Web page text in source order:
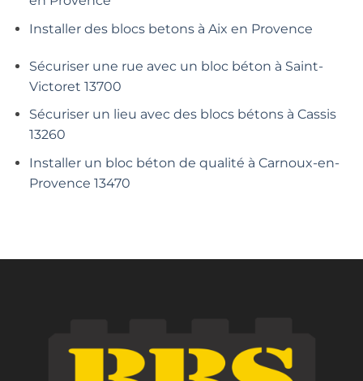
Installer des blocs betons à Aix en Provence
Sécuriser une rue avec un bloc béton à Saint-
Victoret 13700
Sécuriser un lieu avec des blocs bétons à Cassis
13260
Installer un bloc béton de qualité à Carnoux-en-
Provence 13470